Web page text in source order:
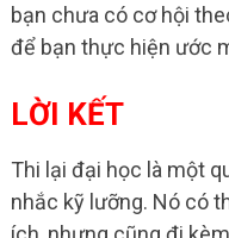
bạn chưa có cơ hội
để bạn thực hiện ước
LỜI KẾT
Thi lại đại học là một
nhắc kỹ lưỡng. Nó có